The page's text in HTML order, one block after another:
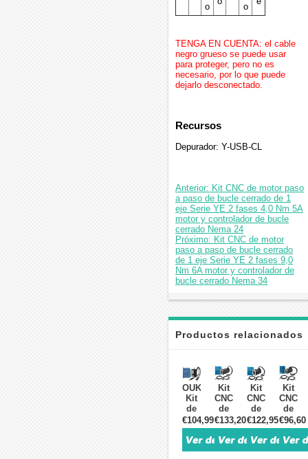
o
o
TENGA EN CUENTA: el cable
negro grueso se puede usar
para proteger, pero no es
necesario, por lo que puede
dejarlo desconectado.
Recursos
Depurador: Y-USB-CL
Anterior: Kit CNC de motor paso
a paso de bucle cerrado de 1
eje Serie YE 2 fases 4,0 Nm 5A
motor y controlador de bucle
cerrado Nema 24
Próximo: Kit CNC de motor
paso a paso de bucle cerrado
de 1 eje Serie YE 2 fases 9,0
Nm 6A motor y controlador de
bucle cerrado Nema 34
Productos relacionados
OUKEDA
Kit
de
Motor
Paso
a
Paso
€104,99
Kit
CNC
de
motor
paso
a
paso
€133,20
Kit
CNC
de
motor
paso
a
paso
€122,95
Kit
CNC
de
motor
paso
a
paso
€96,60